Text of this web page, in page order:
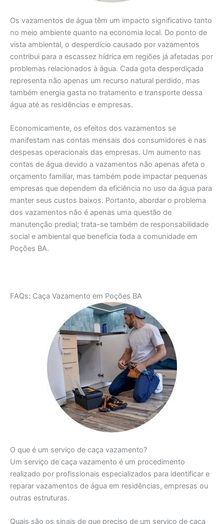
Os vazamentos de água têm um impacto significativo tanto
no meio ambiente quanto na economia local. Do ponto de
vista ambiental, o desperdício causado por vazamentos
contribui para a escassez hídrica em regiões já afetadas por
problemas relacionados à água. Cada gota desperdiçada
representa não apenas um recurso natural perdido, mas
também energia gasta no tratamento e transporte dessa
água até as residências e empresas.
Economicamente, os efeitos dos vazamentos se
manifestam nas contas mensais dos consumidores e nas
despesas operacionais das empresas. Um aumento nas
contas de água devido a vazamentos não apenas afeta o
orçamento familiar, mas também pode impactar pequenas
empresas que dependem da eficiência no uso da água para
manter seus custos baixos. Portanto, abordar o problema
dos vazamentos não é apenas uma questão de
manutenção predial; trata-se também de responsabilidade
social e ambiental que beneficia toda a comunidade em
Poções BA.
FAQs: Caça Vazamento em Poções BA
O que é um serviço de caça vazamento?
Um serviço de caça vazamento é um procedimento
realizado por profissionais especializados para identificar e
reparar vazamentos de água em residências, empresas ou
outras estruturas.
Quais são os sinais de que preciso de um serviço de caça